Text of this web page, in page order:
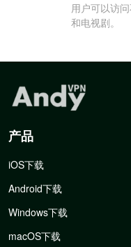
用户可以访
和电视剧。
产品
iOS下载
Android下载
Windows下载
macOS下载